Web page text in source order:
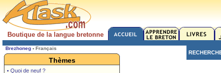
Boutique de la langue bretonne
Brezhoneg - Français
Thèmes
• Quoi de neuf ?